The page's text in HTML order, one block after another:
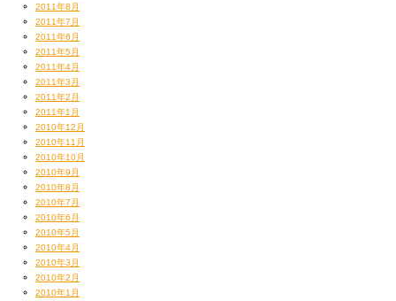
2011年8月
2011年7月
2011年6月
2011年5月
2011年4月
2011年3月
2011年2月
2011年1月
2010年12月
2010年11月
2010年10月
2010年9月
2010年8月
2010年7月
2010年6月
2010年5月
2010年4月
2010年3月
2010年2月
2010年1月